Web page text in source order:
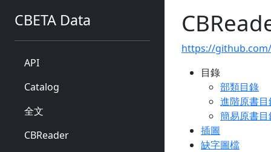
CBETA Data
API
Catalog
全文
CBReader
https://
目錄
部類目錄
進階原書
簡易原書目
插圖
缺字圖檔